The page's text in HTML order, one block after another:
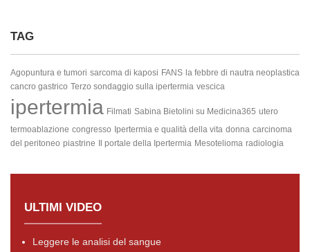
TAG
Agopuntura e tumori sarcoma di kaposi FANS la febbre di nautra neoplastica
cancro gastrico Terzo sondaggio sulla ipertermia vescica
ipertermia Filmati Sabina Bietolini su Medicina365 utero
termoablazione congresso Ipertermia e qualità della vita donna carcinoma
del peritoneo piastrine Il portale della Ipertermia Mesotelioma radiologia
ULTIMI VIDEO
Leggere le analisi del sangue